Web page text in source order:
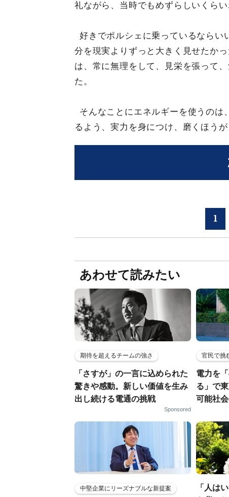
礼ながら、当時でもめずらしいくら
好きでポルシェに乗っているならい
分を現実よりずっと大きく見せたか
は、常に無理をして、見栄を張って
た。
そんなことにエネルギーを使うのは
るよう、実力を身につけ、磨くほう
1
あわせて読みたい
期待を超えるチームの強さ
「さすが」の一言に込められた
驚きや感動。新しい価値を生み
出し続ける電通の挑戦
Sponsored
官民で挑
電力を
る」で
可能社
中堅企業にリーズナブルな新提案
「人は